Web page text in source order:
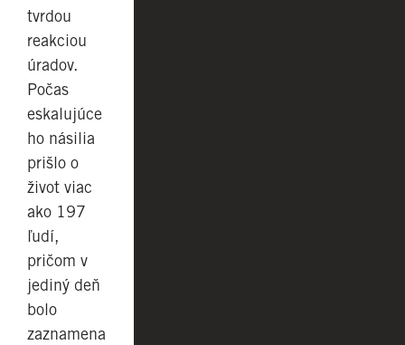
tvrdou
reakciou
úradov.
Počas
eskalujúce
ho násilia
prišlo o
život viac
ako 197
ľudí,
pričom v
jediný deň
bolo
zaznamena